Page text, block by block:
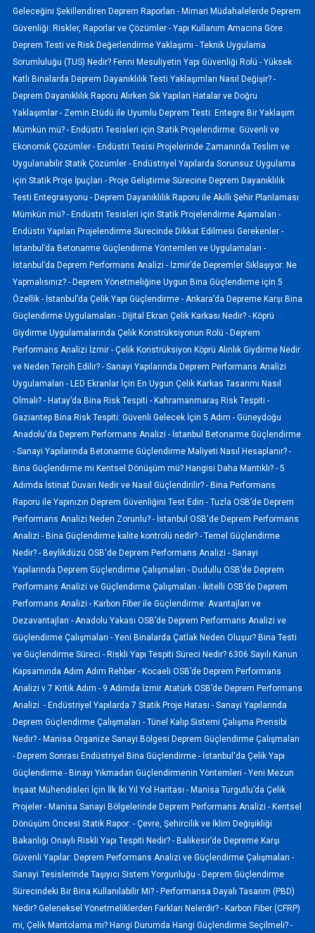
Geleceğini Şekillendiren Deprem Raporları - Mimari Müdahalelerde Deprem
Güvenliği: Riskler, Raporlar ve Çözümler - Yapı Kullanım Amacına Göre
Deprem Testi ve Risk Değerlendirme Yaklaşımı - Teknik Uygulama
Sorumluluğu (TUS) Nedir? Fenni Mesuliyetin Yapı Güvenliği Rolü - Yüksek
Katlı Binalarda Deprem Dayanıklılık Testi Yaklaşımları Nasıl Değişir? -
Deprem Dayanıklılık Raporu Alırken Sık Yapılan Hatalar ve Doğru
Yaklaşımlar - Zemin Etüdü ile Uyumlu Deprem Testi: Entegre Bir Yaklaşım
Mümkün mü? - Endüstri Tesisleri için Statik Projelendirme: Güvenli ve
Ekonomik Çözümler - Endüstri Tesisi Projelerinde Zamanında Teslim ve
Uygulanabilir Statik Çözümler - Endüstriyel Yapılarda Sorunsuz Uygulama
için Statik Proje İpuçları - Proje Geliştirme Sürecine Deprem Dayanıklılık
Testi Entegrasyonu - Deprem Dayanıklılık Raporu ile Akıllı Şehir Planlaması
Mümkün mü? - Endüstri Tesisleri için Statik Projelendirme Aşamaları -
Endüstri Yapıları Projelendirme Sürecinde Dikkat Edilmesi Gerekenler -
İstanbul’da Betonarme Güçlendirme Yöntemleri ve Uygulamaları -
İstanbul’da Deprem Performans Analizi - İzmir’de Depremler Sıklaşıyor: Ne
Yapmalısınız? - Deprem Yönetmeliğine Uygun Bina Güçlendirme için 5
Özellik - İstanbul’da Çelik Yapı Güçlendirme - Ankara’da Depreme Karşı Bina
Güçlendirme Uygulamaları - Dijital Ekran Çelik Karkası Nedir? - Köprü
Giydirme Uygulamalarında Çelik Konstrüksiyonun Rolü - Deprem
Performans Analizi İzmir - Çelik Konstrüksiyon Köprü Alınlık Giydirme Nedir
ve Neden Tercih Edilir? - Sanayi Yapılarında Deprem Performans Analizi
Uygulamaları - LED Ekranlar İçin En Uygun Çelik Karkas Tasarımı Nasıl
Olmalı? - Hatay’da Bina Risk Tespiti - Kahramanmaraş Risk Tespiti -
Gaziantep Bina Risk Tespiti: Güvenli Gelecek İçin 5 Adım - Güneydoğu
Anadolu'da Deprem Performans Analizi - İstanbul Betonarme Güçlendirme
- Sanayi Yapılarında Betonarme Güçlendirme Maliyeti Nasıl Hesaplanır? -
Bina Güçlendirme mi Kentsel Dönüşüm mü? Hangisi Daha Mantıklı? - 5
Adımda İstinat Duvarı Nedir ve Nasıl Güçlendirilir? - Bina Performans
Raporu ile Yapınızın Deprem Güvenliğini Test Edin - Tuzla OSB’de Deprem
Performans Analizi Neden Zorunlu? - İstanbul OSB'de Deprem Performans
Analizi - Bina Güçlendirme kalite kontrolü nedir? - Temel Güçlendirme
Nedir? - Beylikdüzü OSB'de Deprem Performans Analizi - Sanayi
Yapılarında Deprem Güçlendirme Çalışmaları - Dudullu OSB’de Deprem
Performans Analizi ve Güçlendirme Çalışmaları - İkitelli OSB’de Deprem
Performans Analizi - Karbon Fiber ile Güçlendirme: Avantajları ve
Dezavantajları - Anadolu Yakası OSB’de Deprem Performans Analizi ve
Güçlendirme Çalışmaları - Yeni Binalarda Çatlak Neden Oluşur? Bina Testi
ve Güçlendirme Süreci - Riskli Yapı Tespiti Süreci Nedir? 6306 Sayılı Kanun
Kapsamında Adım Adım Rehber - Kocaeli OSB’de Deprem Performans
Analizi v 7 Kritik Adım - 9 Adımda İzmir Atatürk OSB’de Deprem Performans
Analizi - Endüstriyel Yapılarda 7 Statik Proje Hatası - Sanayi Yapılarında
Deprem Güçlendirme Çalışmaları - Tünel Kalıp Sistemi Çalışma Prensibi
Nedir? - Manisa Organize Sanayi Bölgesi Deprem Güçlendirme Çalışmaları
- Deprem Sonrası Endüstriyel Bina Güçlendirme - İstanbul'da Çelik Yapı
Güçlendirme - Binayı Yıkmadan Güçlendirmenin Yöntemleri - Yeni Mezun
İnşaat Mühendisleri İçin İlk İki Yıl Yol Haritası - Manisa Turgutlu’da Çelik
Projeler - Manisa Sanayi Bölgelerinde Deprem Performans Analizi - Kentsel
Dönüşüm Öncesi Statik Rapor: - Çevre, Şehircilik ve İklim Değişikliği
Bakanlığı Onaylı Riskli Yapı Tespiti Nedir? - Balıkesir’de Depreme Karşı
Güvenli Yapılar: Deprem Performans Analizi ve Güçlendirme Çalışmaları -
Sanayi Tesislerinde Taşıyıcı Sistem Yorgunluğu - Deprem Güçlendirme
Sürecindeki Bir Bina Kullanılabilir Mi? - Performansa Dayalı Tasarım (PBD)
Nedir? Geleneksel Yönetmeliklerden Farkları Nelerdir? - Karbon Fiber (CFRP)
mi, Çelik Mantolama mı? Hangi Durumda Hangi Güçlendirme Seçilmeli? -